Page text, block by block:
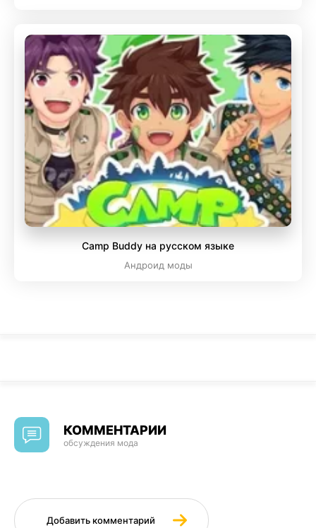
Camp Buddy на русском языке
Андроид моды
КОММЕНТАРИИ
обсуждения мода
Добавить комментарий